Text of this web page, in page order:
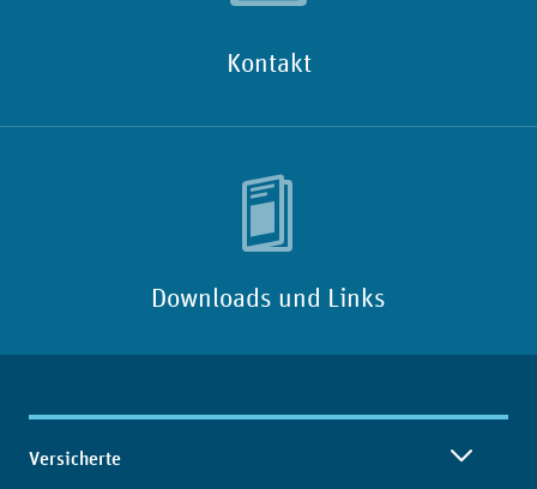
Kontakt
Downloads und Links
Inhaltsübersicht
Versicherte